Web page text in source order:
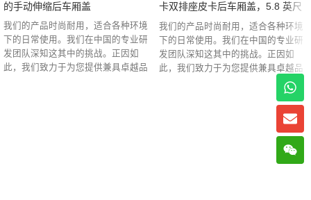
的手动伸缩后车厢盖
我们的产品时尚耐用，适合各种环境
下的日常使用。我们在中国的专业研
发团队深知这其中的挑战。正因如
此，我们致力于为您提供兼具卓越品
卡双排座皮卡后车厢盖，5.8 英尺
货箱，内置箱体 E-F08A
我们的产品时尚耐用，适合各种环境
下的日常使用。我们在中国的专业研
发团队深知这其中的挑战。正因如
此，我们致力于为您提供兼具卓越品
质和卓越设计的产品，以应对全球最